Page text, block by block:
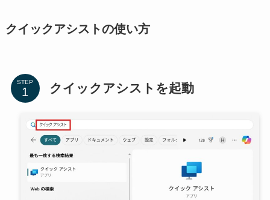
クイックアシストの使い方
STEP クイックアシストを起動